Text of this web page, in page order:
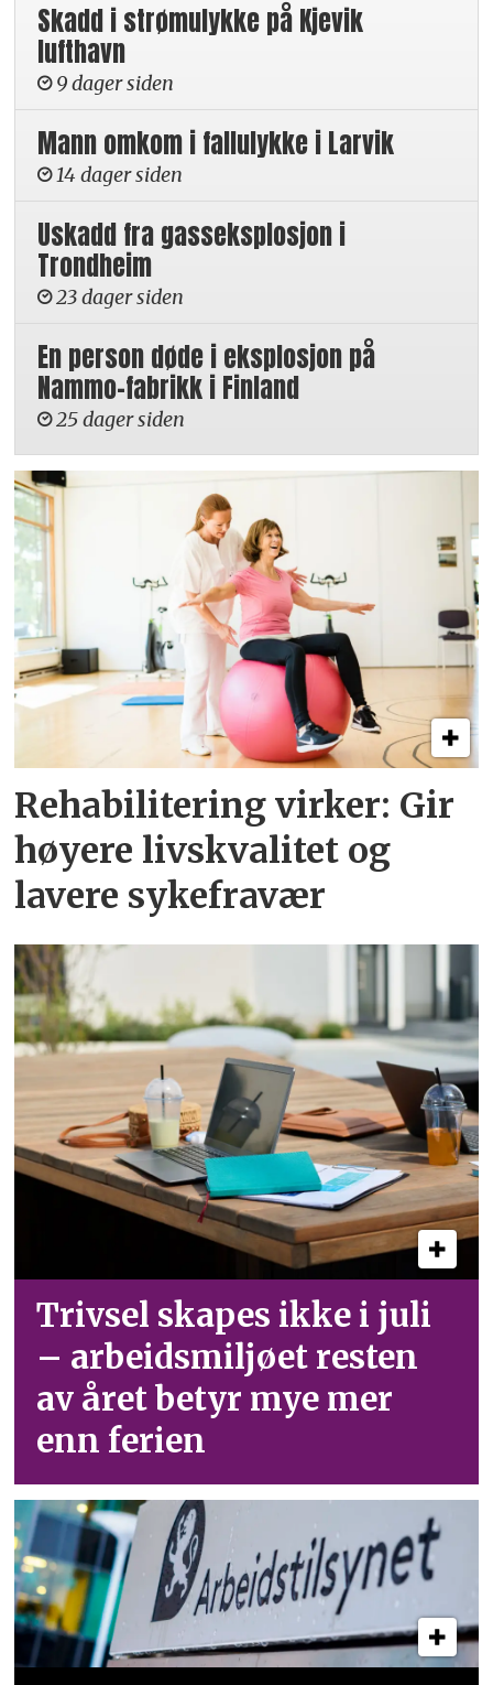
Skadd i strømulykke på Kjevik
lufthavn
9 dager siden
Mann omkom i fallulykke i Larvik
14 dager siden
Uskadd fra gasseksplosjon i
Trondheim
23 dager siden
En person døde i eksplosjon på
Nammo-fabrikk i Finland
25 dager siden
Rehabilitering virker: Gir
høyere livskvalitet og
lavere sykefravær
Trivsel skapes ikke i juli
– arbeid­smiljøet resten
av året betyr mye mer
enn ferien